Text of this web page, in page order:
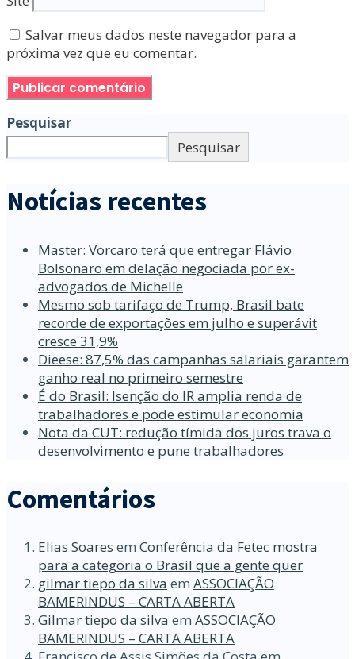
Salvar meus dados neste navegador para a
próxima vez que eu comentar.
Pesquisar
Pesquisar
Notícias recentes
Master: Vorcaro terá que entregar Flávio
Bolsonaro em delação negociada por ex-
advogados de Michelle
Mesmo sob tarifaço de Trump, Brasil bate
recorde de exportações em julho e superávit
cresce 31,9%
Dieese: 87,5% das campanhas salariais garantem
ganho real no primeiro semestre
É do Brasil: Isenção do IR amplia renda de
trabalhadores e pode estimular economia
Nota da CUT: redução tímida dos juros trava o
desenvolvimento e pune trabalhadores
Comentários
Elias Soares em Conferência da Fetec mostra
para a categoria o Brasil que a gente quer
gilmar tiepo da silva em ASSOCIAÇÃO
BAMERINDUS – CARTA ABERTA
Gilmar tiepo da silva em ASSOCIAÇÃO
BAMERINDUS – CARTA ABERTA